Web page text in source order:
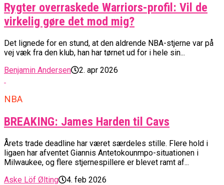
Rygter overraskede Warriors-profil: Vil de
virkelig gøre det mod mig?
Det lignede for en stund, at den aldrende NBA-stjerne var på
vej væk fra den klub, han har tørnet ud for i hele sin...
Benjamin Andersen
2. apr 2026
NBA
BREAKING: James Harden til Cavs
Årets trade deadline har været særdeles stille. Flere hold i
ligaen har afventet Giannis Antetokounmpo-situationen i
Milwaukee, og flere stjernespillere er blevet ramt af...
Aske Löf Ølting
4. feb 2026